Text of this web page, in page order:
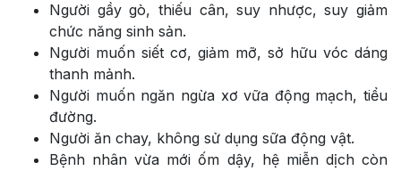
Người gầy gò, thiếu cân, suy nhược, suy giảm
chức năng sinh sản.
Người muốn siết cơ, giảm mỡ, sở hữu vóc dáng
thanh mảnh.
Người muốn ngăn ngừa xơ vữa động mạch, tiểu
đường.
Người ăn chay, không sử dụng sữa động vật.
Bệnh nhân vừa mới ốm dậy, hệ miễn dịch còn